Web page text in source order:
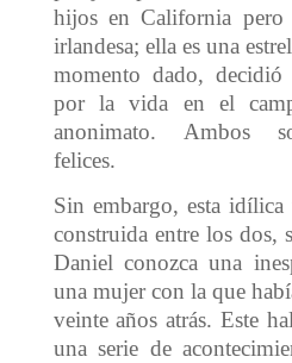
hijos en California
irlandesa; ella es una
momento dado, decidió
por la vida en el
anonimato. Ambos
felices.
Sin embargo, esta idílica
construida entre los dos,
Daniel conozca una
una mujer con la que
veinte años atrás. Este
una serie de